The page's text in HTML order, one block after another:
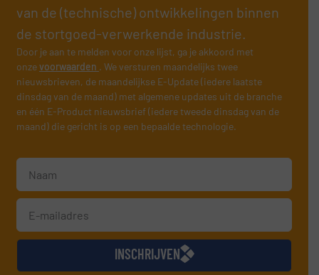
van de (technische) ontwikkelingen binnen
de stortgoed-verwerkende industrie.
Door je aan te melden voor onze lijst, ga je akkoord met
onzevoorwaarden . We versturen maandelijks twee
nieuwsbrieven, de maandelijkse E-Update (iedere laatste
dinsdag van de maand) met algemene updates uit de branche
en één E-Product nieuwsbrief (iedere tweede dinsdag van de
maand) die gericht is op een bepaalde technologie.
INSCHRIJVEN